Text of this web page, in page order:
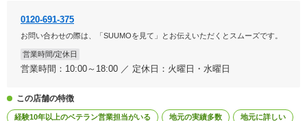
0120-691-375
お問い合わせの際は、「SUUMOを見て」とお伝えいただくとスムーズです。
営業時間/定休日
営業時間：10:00～18:00 ／ 定休日：火曜日・水曜日
この店舗の特徴
経験10年以上のベテラン営業担当がいる 地元の実績多数 地元に詳しい